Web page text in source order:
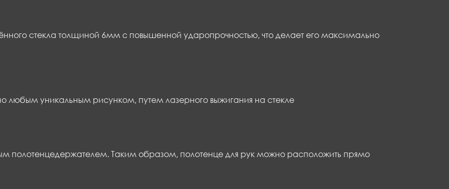
стекла толщиной 6мм с повышенной ударопрочностью, что делает его максимально
любым уникальным рисунком, путем лазерного выжигания на стекле
полотенцедержателем. Таким образом, полотенце для рук можно расположить прямо